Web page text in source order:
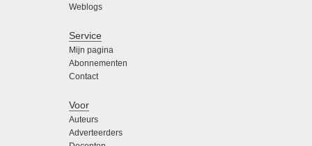
Weblogs
Service
Mijn pagina
Abonnementen
Contact
Voor
Auteurs
Adverteerders